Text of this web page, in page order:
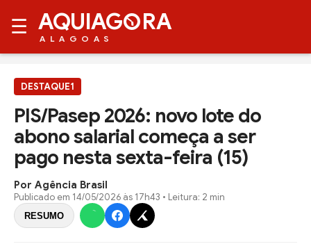
☰ AQUIAG RA
ALAGOAS
DESTAQUE1
PIS/Pasep 2026: novo lote do
abono salarial começa a ser
pago nesta sexta-feira (15)
Por Agência Brasil
Publicado em 14/05/2026 às 17h43 • Leitura: 2 min
RESUMO